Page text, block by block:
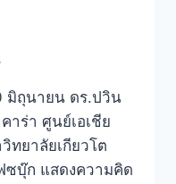
มิถุนายน ดร.ปวิน
าร่า ศูนย์เอเชีย
ทยาลัยเกียวโต
ซบุ๊ก แสดงความคิด